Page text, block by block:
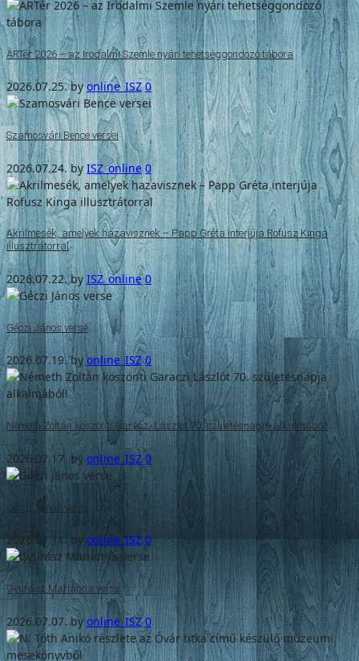
ARTér 2026 – az Irodalmi Szemle nyári tehetséggondozó tábora
2026.07.25. byonline_ISZ 0
Szamosvári Bence versei
2026.07.24. byISZ_online 0
Akrilmesék, amelyek hazavisznek – Papp Gréta interjúja Rofusz Kinga
illusztrátorral
2026.07.22. by ISZ_online 0
Géczi János verse
2026.07.19. byonline_ISZ 0
Németh Zoltán köszönti Garaczi Lászlót 70. születésnapja alkalmából!
2026.07.17. by online_ISZ 0
Géczi János verse
2026.07.11. by online_ISZ 0
Gyurász Marianna verse
2026.07.07. byonline_ISZ 0